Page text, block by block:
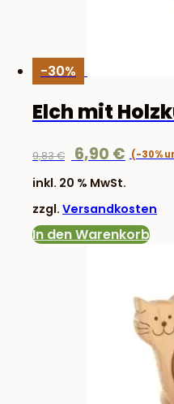
-30%
Elch mit
9,83€
Ursprünglicher
war:
9,83 €
6,90 €
inkl. 20 % MwSt.
zzgl. Versandkosten
In den Warenkorb